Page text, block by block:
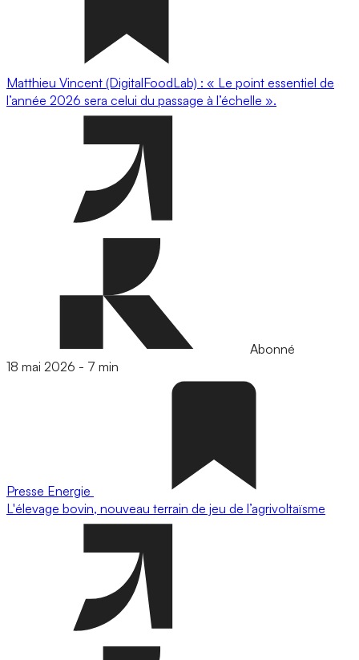
Matthieu Vincent (DigitalFoodLab) : « Le point essentiel de
l’année 2026 sera celui du passage à l’échelle ».
Abonné
18 mai 2026 - 7 min
Presse Energie
L'élevage bovin, nouveau terrain de jeu de l’agrivoltaïsme